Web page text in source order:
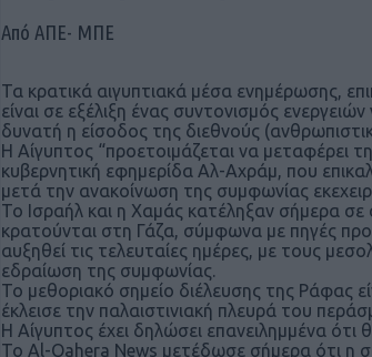
Από ΑΠΕ- ΜΠΕ
Τα κρατικά αιγυπτιακά μέσα ενημέρωσης,
είναι σε εξέλιξη ένας συντονισμός
δυνατή η είσοδος της διεθνούς
Η Αίγυπτος “προετοιμάζεται να μεταφέρει
κυβερνητική εφημερίδα Αλ-Αχράμ, που
μετά την ανακοίνωση της συμφωνίας
Το Ισραήλ και η Χαμάς κατέληξαν σήμερα
κρατούνται στη Γάζα, σύμφωνα με πηγές
αυξηθεί τις τελευταίες ημέρες, με τους
εδραίωση της συμφωνίας.
Το μεθοριακό σημείο διέλευσης της Ράφας
έκλεισε την παλαιστινιακή πλευρά του
Η Αίγυπτος έχει δηλώσει επανειλημμένα
Το Al-Qahera News μετέδωσε σήμερα ότι η